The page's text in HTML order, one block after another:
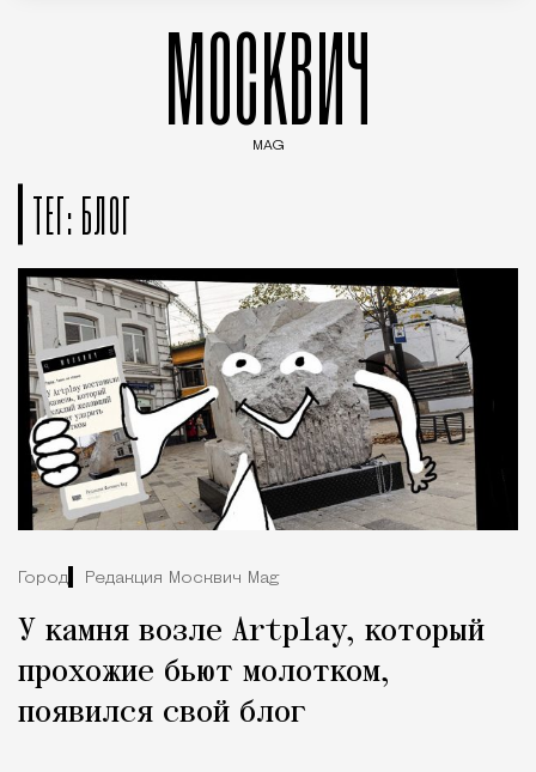
МОСКВИЧ
MAG
ТЕГ: БЛОГ
Город Редакция Москвич Mag
У камня возле Artplay, который
прохожие бьют молотком,
появился свой блог